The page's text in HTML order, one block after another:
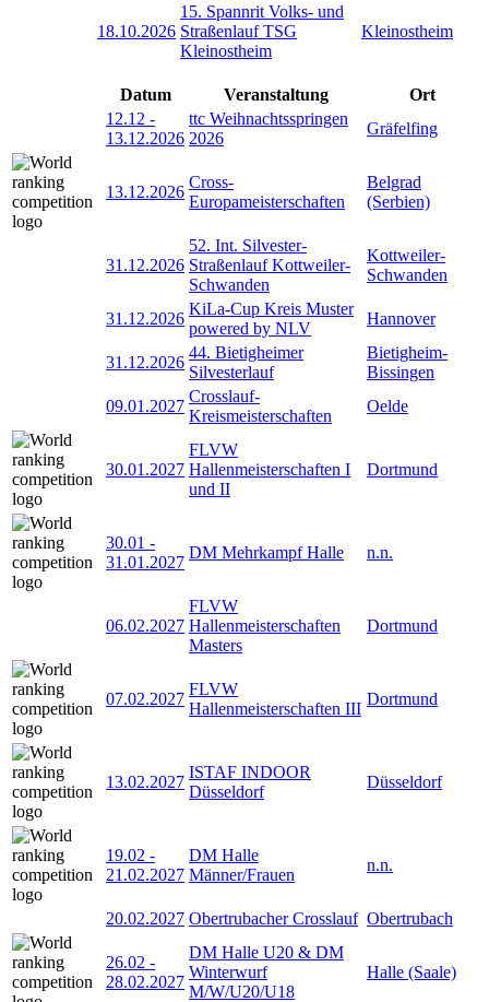
18.10.2026
15. Spannrit Volks- und
Straßenlauf TSG
Kleinostheim
Kleinostheim
Datum Veranstaltung
Ort
12.12 -
13.12.2026
ttc Weihnachtsspringen
2026
Gräfelfing
13.12.2026
Cross-
Europameisterschaften
Belgrad
(Serbien)
31.12.2026
52. Int. Silvester-
Straßenlauf Kottweiler-
Schwanden
Kottweiler-
Schwanden
31.12.2026
KiLa-Cup Kreis Muster
powered by NLV
Hannover
31.12.2026
44. Bietigheimer
Silvesterlauf
Bietigheim-
Bissingen
09.01.2027
Crosslauf-
Kreismeisterschaften
Oelde
30.01.2027
FLVW
Hallenmeisterschaften I
und II
Dortmund
30.01 -
31.01.2027
DM Mehrkampf Halle n.n.
06.02.2027
FLVW
Hallenmeisterschaften
Masters
Dortmund
07.02.2027
FLVW
Hallenmeisterschaften III
Dortmund
13.02.2027
ISTAF INDOOR
Düsseldorf
Düsseldorf
19.02 -
21.02.2027
DM Halle
Männer/Frauen
n.n.
20.02.2027 Obertrubacher Crosslauf Obertrubach
26.02 -
28.02.2027
DM Halle U20 & DM
Winterwurf
M/W/U20/U18
Halle (Saale)